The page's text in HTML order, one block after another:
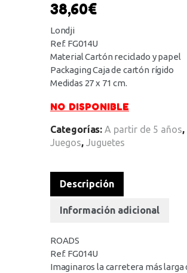
38,60€
Londji
Ref. FG014U
Material Cartón reciclado y papel
Packaging Caja de cartón rígido
Medidas 27 x 71 cm.
NO DISPONIBLE
Categorías: A partir de 5 años,
Juegos, Juguetes
Descripción
Información adicional
ROADS
Ref. FG014U
Imaginaros la carretera más larga